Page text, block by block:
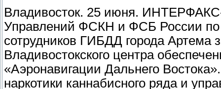
Владивосток. 25 июня.
Управлений ФСКН и ФСБ России по
сотрудников ГИБДД города Артема
Владивостокского центра
«Аэронавигации Дальнего
наркотики каннабисного ряда и